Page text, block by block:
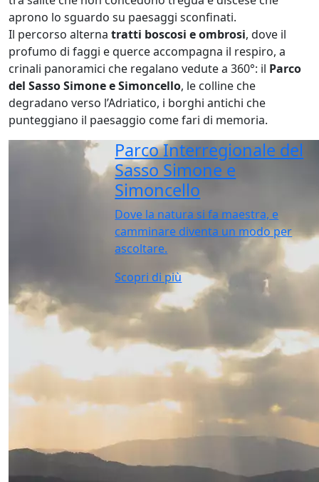
aprono lo sguardo su paesaggi sconfinati.
Il percorso alterna tratti boscosi e ombrosi, dove il
profumo di faggi e querce accompagna il respiro, a
crinali panoramici che regalano vedute a 360°: il Parco
del Sasso Simone e Simoncello, le colline che
degradano verso l’Adriatico, i borghi antichi che
punteggiano il paesaggio come fari di memoria.
Parco Interregionale del
Sasso Simone e
Simoncello
Dove la natura si fa maestra, e
camminare diventa un modo per
ascoltare.
Scopri di più